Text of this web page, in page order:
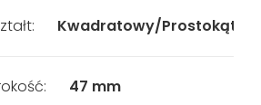
Kwadratowy/Prostokątny
47 mm